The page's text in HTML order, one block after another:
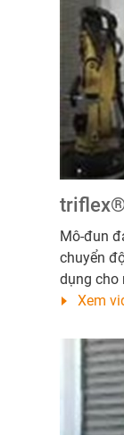
triflex®
Mô-đun
chuyển
dụng cho
Xem